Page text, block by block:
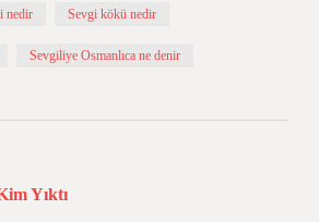
nedir Sevgi kökü nedir
Sevgiliye Osmanlıca ne denir
Yıktı